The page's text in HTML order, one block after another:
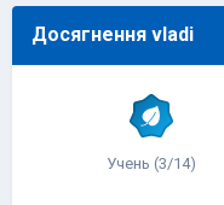
Досягнення vladi
Учень (3/14)